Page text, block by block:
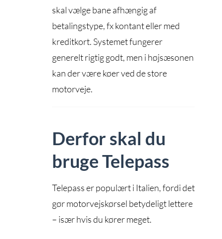
skal vælge bane afhængig af
betalingstype, fx kontant eller med
kreditkort. Systemet fungerer
generelt rigtig godt, men i højsæsonen
kan der være køer ved de store
motorveje.
Derfor skal du
bruge Telepass
Telepass er populært i Italien, fordi det
gør motorvejskørsel betydeligt lettere
– især hvis du kører meget.